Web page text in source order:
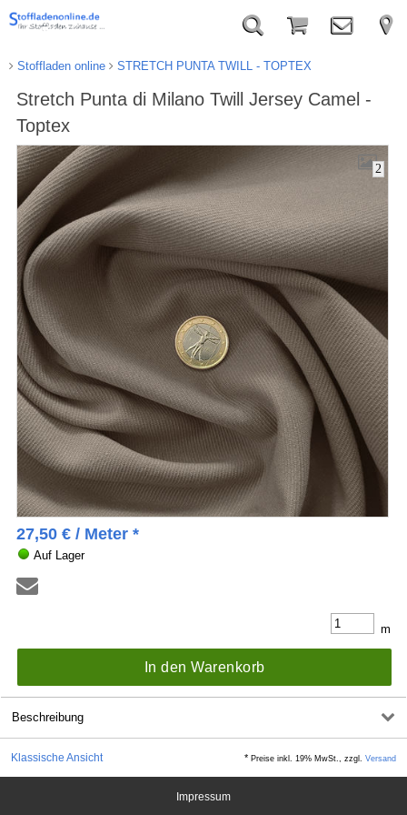
Stoffladen online STRETCH PUNTA TWILL - TOPTEX
Stretch Punta di Milano Twill Jersey Camel -
Toptex
2
27,50 €/ Meter *
Auf Lager
m
In den Warenkorb
Beschreibung
Klassische Ansicht *Preise inkl. 19% MwSt., zzgl.Versand
Impressum